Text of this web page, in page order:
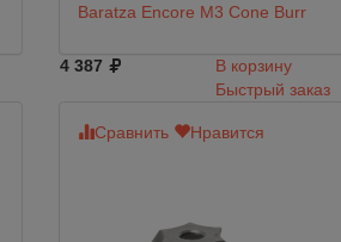
Baratza Encore M3 Cone Burr
4 387
В корзину
Быстрый заказ
Сравнить Нравится